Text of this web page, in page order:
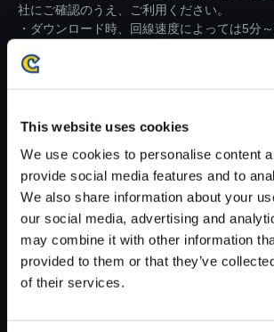
This website uses cookies
We use cookies to personalise content
provide social media features and to
We also share information about your
our social media, advertising and
may combine it with other information
provided to them or that they’ve
of their services.
社にご確認のうえ、ご利用ください。
・ダウンロード時、回線速度によっては5分
※ご購入いただいたファイルのダウンロード
【単曲】ロックマ
コレクション Dr
150円